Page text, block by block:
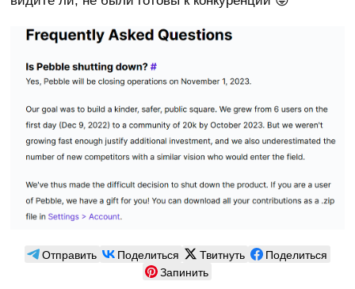
Отправить Поделиться Твитнуть
Поделиться
Запинить